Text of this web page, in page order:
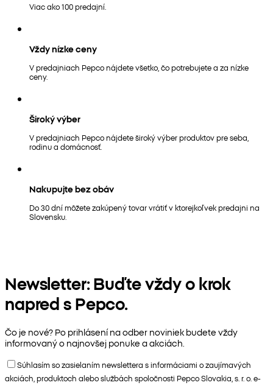
Viac ako 100 predajní.
Vždy nízke ceny
V predajniach Pepco nájdete všetko, čo potrebujete a za nízke
ceny.
Široký výber
V predajniach Pepco nájdete široký výber produktov pre seba,
rodinu a domácnosť.
Nakupujte bez obáv
Do 30 dní môžete zakúpený tovar vrátiť v ktorejkoľvek predajni na
Slovensku.
Newsletter: Buďte vždy o krok
napred s Pepco.
Čo je nové? Po prihlásení na odber noviniek budete vždy
informovaný o najnovšej ponuke a akciách.
Súhlasím so zasielaním newslettera s informáciami o zaujímavých
akciách, produktoch alebo službách spoločnosti Pepco Slovakia, s. r. o. e-